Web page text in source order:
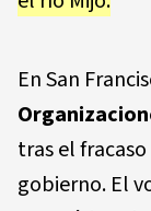
EnSan
tras el
gobierno. El